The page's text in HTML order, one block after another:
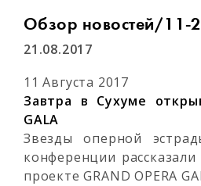
Обзор новостей/11-
21.08.2017
11 Августа 2017
Завтра в Сухуме
GALA
Звезды оперной
конференции
проекте GRAND OPERA